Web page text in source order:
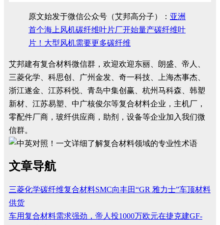
原文始发于微信公众号（艾邦高分子）： 亚洲
首个海上风机碳纤维叶片厂开始量产碳纤维叶
片！大型风机需要更多碳纤维
艾邦建有复合材料微信群，欢迎欢迎东丽、朗盛、帝人、
三菱化学、科思创、广州金发、奇一科技、上海杰事杰、
浙江遂金、江苏科悦、青岛中集创赢、杭州马科森、韩塑
新材、江苏易塑、中广核俊尔等复合材料企业，主机厂，
零配件厂商，玻纤供应商，助剂，设备等企业加入我们微
信群。
文章导航
三菱化学碳纤维复合材料SMC向丰田“GR 雅力士”车顶材料
供货
车用复合材料需求强劲，帝人投1000万欧元在捷克建GF-